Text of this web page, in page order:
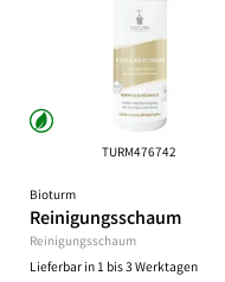
TURM476742
Bioturm
Reinigungsschaum
Reinigungsschaum
Lieferbar in 1 bis 3 Werktagen